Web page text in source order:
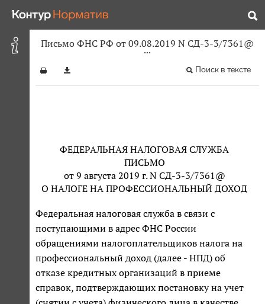
Письмо ФНС РФ от 09.08.2019 N СД-3-3/7361@
Поиск в тексте
ФЕДЕРАЛЬНАЯ НАЛОГОВАЯ СЛУЖБА
ПИСЬМО
от 9 августа 2019 г. N СД-3-3/7361@
О НАЛОГЕ НА ПРОФЕССИОНАЛЬНЫЙ ДОХОД
Федеральная налоговая служба в связи с
поступающими в адрес ФНС России
обращениями налогоплательщиков налога на
профессиональный доход (далее - НПД) об
отказе кредитных организаций в приеме
справок, подтверждающих постановку на учет